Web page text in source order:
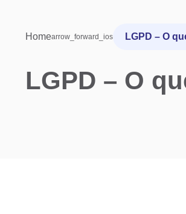
Homearrow_forward_ios LGPD – O
LGPD – O